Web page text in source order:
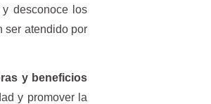
y desconoce los
ser atendido por
y beneficios
y promover la